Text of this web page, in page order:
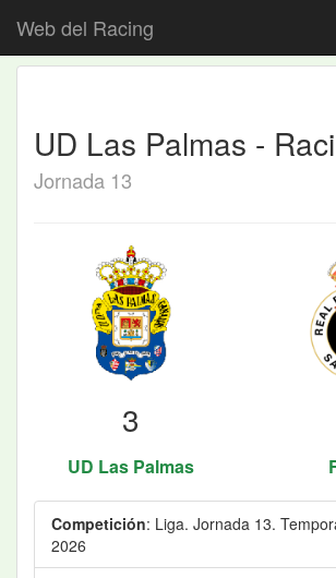
Web del Racing
UD Las Palmas -
Jornada 13
3
UD Las Palmas
Competición: Liga. Jornada 13.
2026